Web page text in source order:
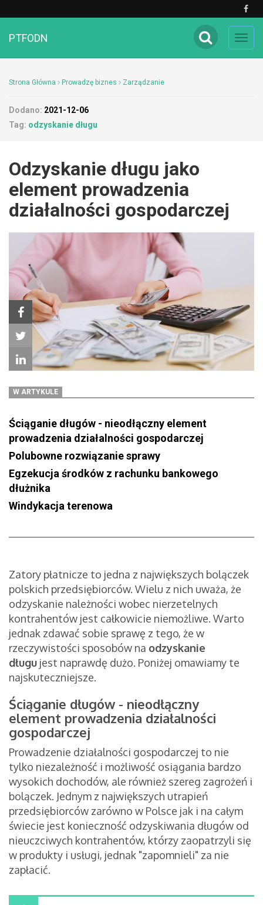
PTFODN
Strona Główna Prowadzę biznes Zarządzanie
Dodano: 2021-12-06
Tag: odzyskanie długu
Odzyskanie długu jako
element prowadzenia
działalności gospodarczej
W ARTYKULE
Ściąganie długów - nieodłączny element
prowadzenia działalności gospodarczej
Polubowne rozwiązanie sprawy
Egzekucja środków z rachunku bankowego
dłużnika
Windykacja terenowa
Zatory płatnicze to jedna z największych bolączek
polskich przedsiębiorców. Wielu z nich uważa, że
odzyskanie należności wobec nierzetelnych
kontrahentów jest całkowicie niemożliwe. Warto
jednak zdawać sobie sprawę z tego, że w
rzeczywistości sposobów na odzyskanie
długu jest naprawdę dużo. Poniżej omawiamy te
najskuteczniejsze.
Ściąganie długów - nieodłączny
element prowadzenia działalności
gospodarczej
Prowadzenie działalności gospodarczej to nie
tylko niezależność i możliwość osiągania bardzo
wysokich dochodów, ale również szereg zagrożeń i
bolączek. Jednym z największych utrapień
przedsiębiorców zarówno w Polsce jak i na całym
świecie jest konieczność odzyskiwania długów od
nieuczciwych kontrahentów, którzy zaopatrzyli się
w produkty i usługi, jednak "zapomnieli" za nie
zapłacić.